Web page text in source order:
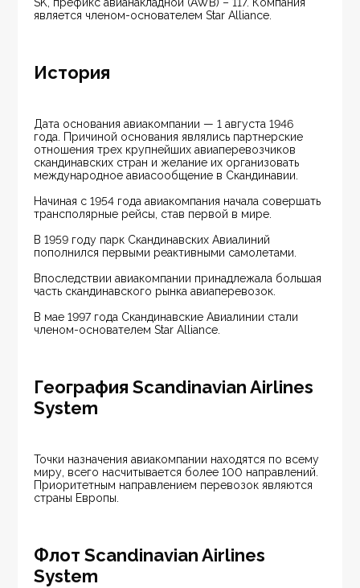
SK, префикс авианакладной (AWB) – 117. Компания
является членом-основателем Star Alliance.
История
Дата основания авиакомпании — 1 августа 1946
года. Причиной основания являлись партнерские
отношения трех крупнейших авиаперевозчиков
скандинавских стран и желание их организовать
международное авиасообщение в Скандинавии.
Начиная с 1954 года авиакомпания начала совершать
трансполярные рейсы, став первой в мире.
В 1959 году парк Скандинавских Авиалиний
пополнился первыми реактивными самолетами.
Впоследствии авиакомпании принадлежала большая
часть скандинавского рынка авиаперевозок.
В мае 1997 года Скандинавские Авиалинии стали
членом-основателем Star Alliance.
География Scandinavian Airlines
System
Точки назначения авиакомпании находятся по всему
миру, всего насчитывается более 100 направлений.
Приоритетным направлением перевозок являются
страны Европы.
Флот Scandinavian Airlines
System